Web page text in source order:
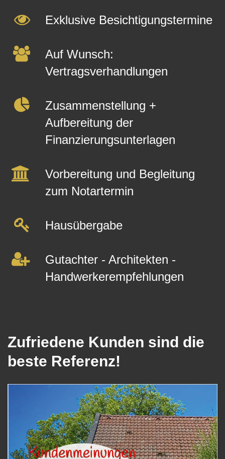
Exklusive Besichtigungstermine
Auf Wunsch:
Vertragsverhandlungen
Zusammenstellung +
Aufbereitung der
Finanzierungsunterlagen
Vorbereitung und Begleitung
zum Notartermin
Hausübergabe
Gutachter - Architekten -
Handwerkerempfehlungen
Zufriedene Kunden sind die
beste Referenz!